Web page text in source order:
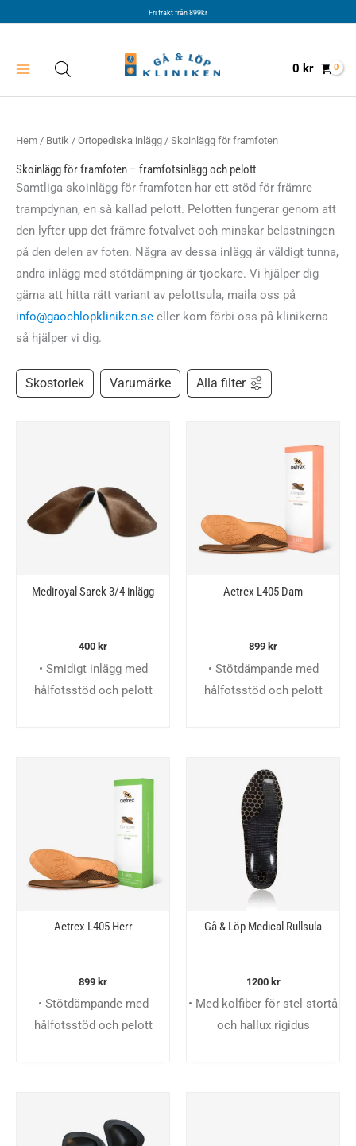
Fri frakt från 899kr
0 kr
Hem / Butik / Ortopediska inlägg / Skoinlägg för framfoten
Skoinlägg för framfoten – framfotsinlägg och pelott
Samtliga skoinlägg för framfoten har ett stöd för främre
trampdynan, en så kallad pelott. Pelotten fungerar genom att
den lyfter upp det främre fotvalvet och minskar belastningen
på den delen av foten. Några av dessa inlägg är väldigt tunna,
andra inlägg med stötdämpning är tjockare. Vi hjälper dig
gärna att hitta rätt variant av pelottsula, maila oss på
info@gaochlopkliniken.se eller kom förbi oss på klinikerna
så hjälper vi dig.
Skostorlek Varumärke Alla filter
Mediroyal Sarek 3/4 inlägg
400 kr
• Smidigt inlägg med
hålfotsstöd och pelott
Aetrex L405 Dam
899 kr
• Stötdämpande med
hålfotsstöd och pelott
Aetrex L405 Herr
899 kr
• Stötdämpande med
hålfotsstöd och pelott
Gå & Löp Medical Rullsula
1200 kr
• Med kolfiber för stel stortå
och hallux rigidus